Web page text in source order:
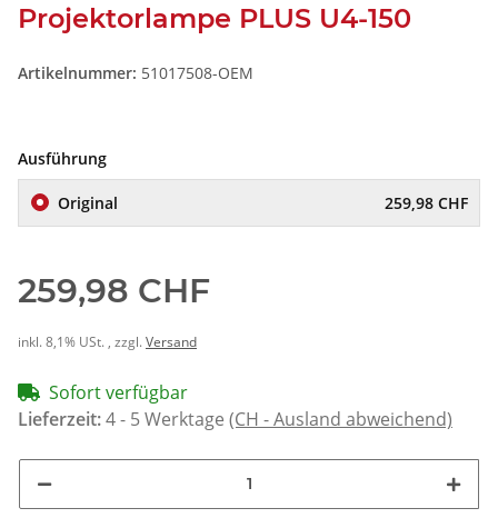
Projektorlampe PLUS U4-150
Artikelnummer: 51017508-OEM
Ausführung
Original 259,98 CHF
259,98 CHF
inkl. 8,1% USt. , zzgl.Versand
Sofort verfügbar
Lieferzeit:4 - 5 Werktage (CH - Ausland abweichend)